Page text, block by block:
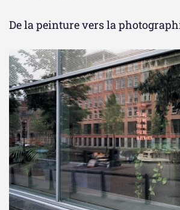
De la peinture vers la